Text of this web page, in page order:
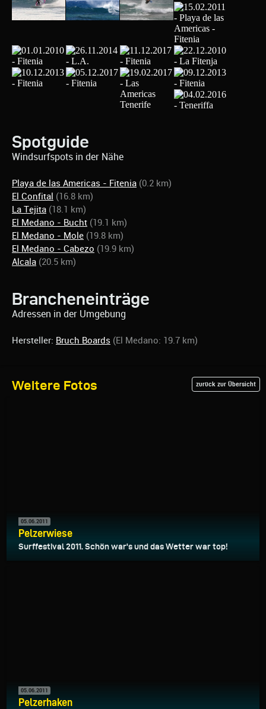
Spotguide
Windsurfspots in der Nähe
Playa de las Americas - Fitenia (0.2 km)
El Confital (16.8 km)
La Tejita (18.1 km)
El Medano - Bucht (19.1 km)
El Medano - Mole (19.8 km)
El Medano - Cabezo (19.9 km)
Alcala (20.5 km)
Brancheneinträge
Adressen in der Umgebung
Hersteller: Bruch Boards (El Medano: 19.7 km)
Weitere Fotos zurück zur Übersicht
05.06.2011
Pelzerwiese
Surffestival 2011. Schön war's und das Wetter war top!
05.06.2011
Pelzerhaken